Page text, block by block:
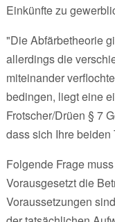
Einkünfte zu
"Die Abfärbetheorie
allerdings die
miteinander
bedingen, liegt eine
Frotscher/Drüen § 7
dass sich Ihre
Folgende Frage
Vorausgesetzt die
Voraussetzungen